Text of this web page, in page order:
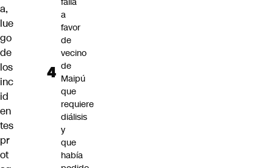
a,
lue
go
de
los
inc
id
en
tes
pr
ot
a
favor
de
vecino
de
Maipú
que
requiere
diálisis
y
que
había